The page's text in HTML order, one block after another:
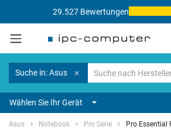
29.527 Bewertungen
Suche in: Asus
Wählen Sie Ihr Gerät
Asus Notebook Pro Serie Pro Essential